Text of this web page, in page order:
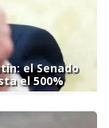
el Senado
el 500%